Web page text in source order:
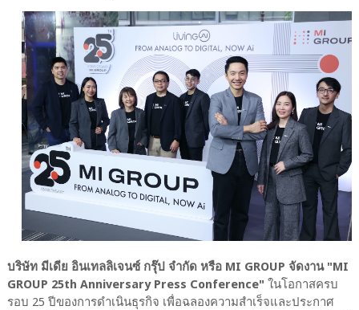
บริษัท มีเดีย อินเทลลิเจนซ์ กรุ๊ป จำกัด หรือ MI GROUP จัดงาน "MI
GROUP 25th Anniversary Press Conference" ในโอกาสครบ
รอบ 25 ปีของการดำเนินธุรกิจ เพื่อฉลองความสำเร็จและประกาศ